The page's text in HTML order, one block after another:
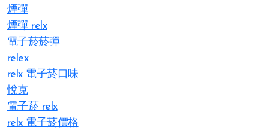
煙彈
煙彈 relx
電子菸菸彈
relex
relx 電子菸口味
悅克
電子菸 relx
relx 電子菸價格